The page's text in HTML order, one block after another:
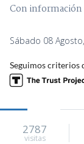
Con información
Sábado 08
Seguimos criterios
2787
visitas